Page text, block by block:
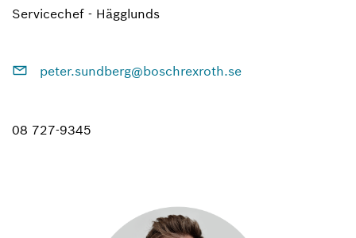
Servicechef - Hägglunds
peter.sundberg@boschrexroth.se
08 727-9345